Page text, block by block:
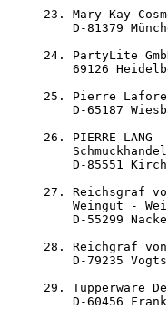
23. Mary Kay
D-81379
24. PartyLite
69126
25. Pierre
D-65187
26. PIERRE LANG
D-85551
27. Reichsgraf
Weingut -
D-55299
28. Reichgraf von
D-79235
29. Tupperware
D-60456